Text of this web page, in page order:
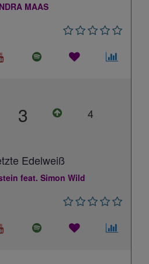
MAAS
3 4
Edelweiß
feat. Simon Wild